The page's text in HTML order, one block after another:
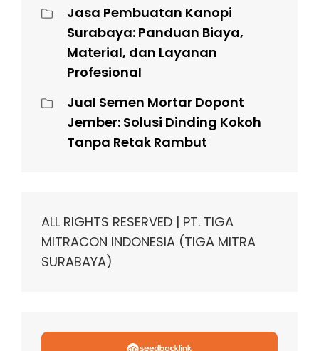
Jasa Pembuatan Kanopi
Surabaya: Panduan Biaya,
Material, dan Layanan
Profesional
Jual Semen Mortar Dopont
Jember: Solusi Dinding Kokoh
Tanpa Retak Rambut
ALL RIGHTS RESERVED | PT. TIGA
MITRACON INDONESIA (TIGA MITRA
SURABAYA)